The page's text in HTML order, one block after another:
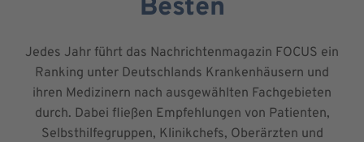
Besten
Jedes Jahr führt das Nachrichtenmagazin FOCUS ein
Ranking unter Deutschlands Krankenhäusern und
ihren Medizinern nach ausgewählten Fachgebieten
durch. Dabei fließen Empfehlungen von Patienten,
Selbsthilfegruppen, Klinikchefs, Oberärzten und